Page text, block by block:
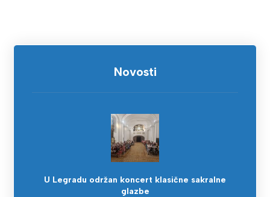
Novosti
U Legradu održan koncert klasične sakralne
glazbe